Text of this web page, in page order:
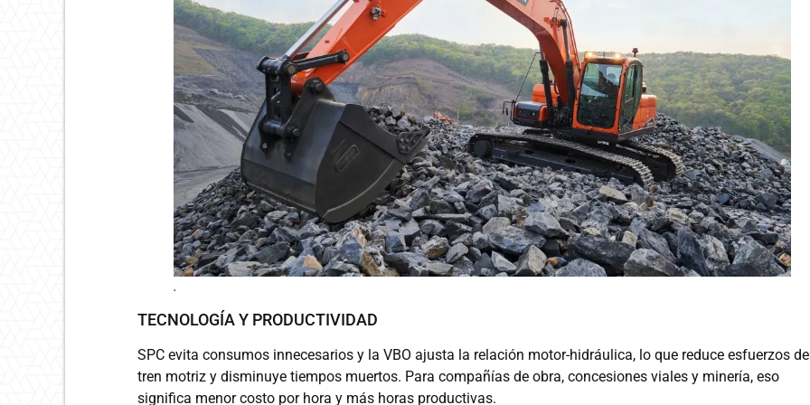
.
TECNOLOGÍA Y PRODUCTIVIDAD
SPC evita consumos innecesarios y la VBO ajusta la relación motor-hidráulica, lo que reduce esfuerzos
tren motriz y disminuye tiempos muertos. Para compañías de obra, concesiones viales y minería, eso
significa menor costo por hora y más horas productivas.